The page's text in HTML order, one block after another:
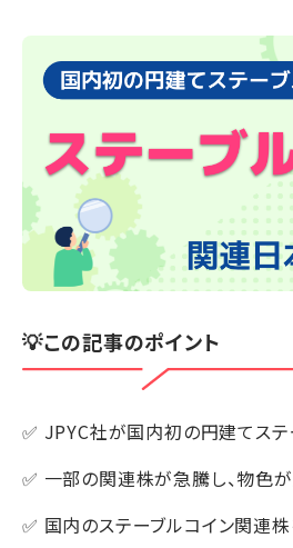
💡この記事のポイント
✅ JPYC社が国内初の円建てス
✅ 一部の関連株が急騰し、物色
✅ 国内のステーブルコイン関連